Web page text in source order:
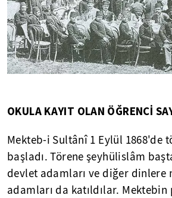
OKULA KAYIT OLAN ÖĞRENCİ
Mekteb-i Sultânî 1 Eylül 1868'de
başladı. Törene şeyhülislâm
devlet adamları ve diğer dinlere
adamları da katıldılar. Mektebin